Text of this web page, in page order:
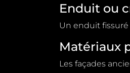
Enduit ou
Un enduit fissuré
Matériaux
Les façades